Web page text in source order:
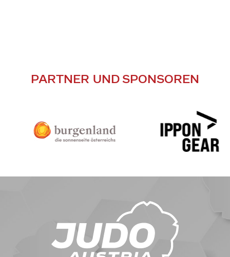
PARTNER UND SPONSOREN